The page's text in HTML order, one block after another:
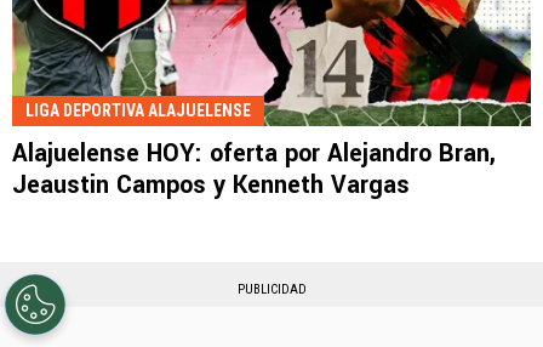
LIGA DEPORTIVA ALAJUELENSE
Alajuelense HOY: oferta por Alejandro Bran,
Jeaustin Campos y Kenneth Vargas
PUBLICIDAD